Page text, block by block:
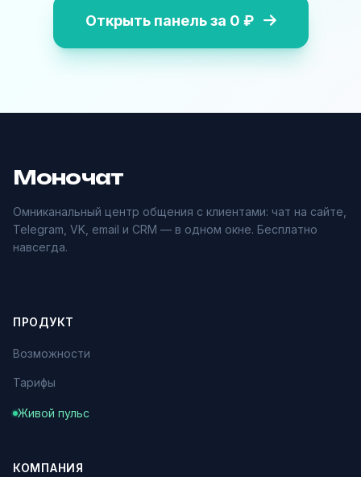
Открыть панель за 0 ₽
Моночат
Омниканальный центр общения с клиентами: чат на сайте,
Telegram, VK, email и CRM — в одном окне. Бесплатно
навсегда.
ПРОДУКТ
Возможности
Тарифы
Живой пульс
КОМПАНИЯ